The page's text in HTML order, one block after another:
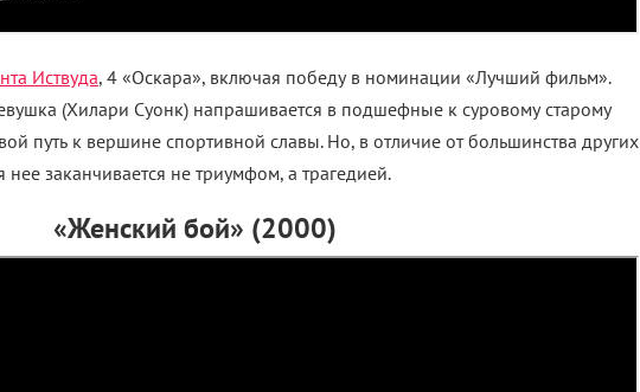
Иствуда, 4 «Оскара», включая победу в номинации «Лучший фильм».
(Хилари Суонк) напрашивается в подшефные к суровому старому
путь к вершине спортивной славы. Но, в отличие от большинства других
заканчивается не триумфом, а трагедией.
«Женский бой» (2000)